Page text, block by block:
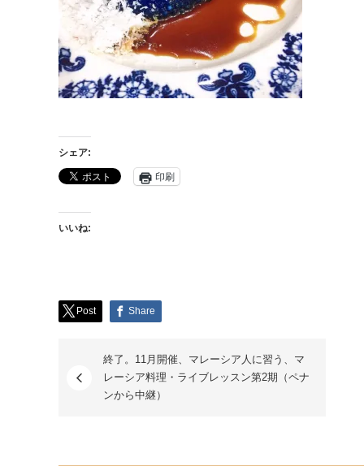
シェア:
印刷
いいね:
Post Share
終了。11月開催、マレーシア人に習う、マ
レーシア料理・ライブレッスン第2期（ペナ
ンから中継）